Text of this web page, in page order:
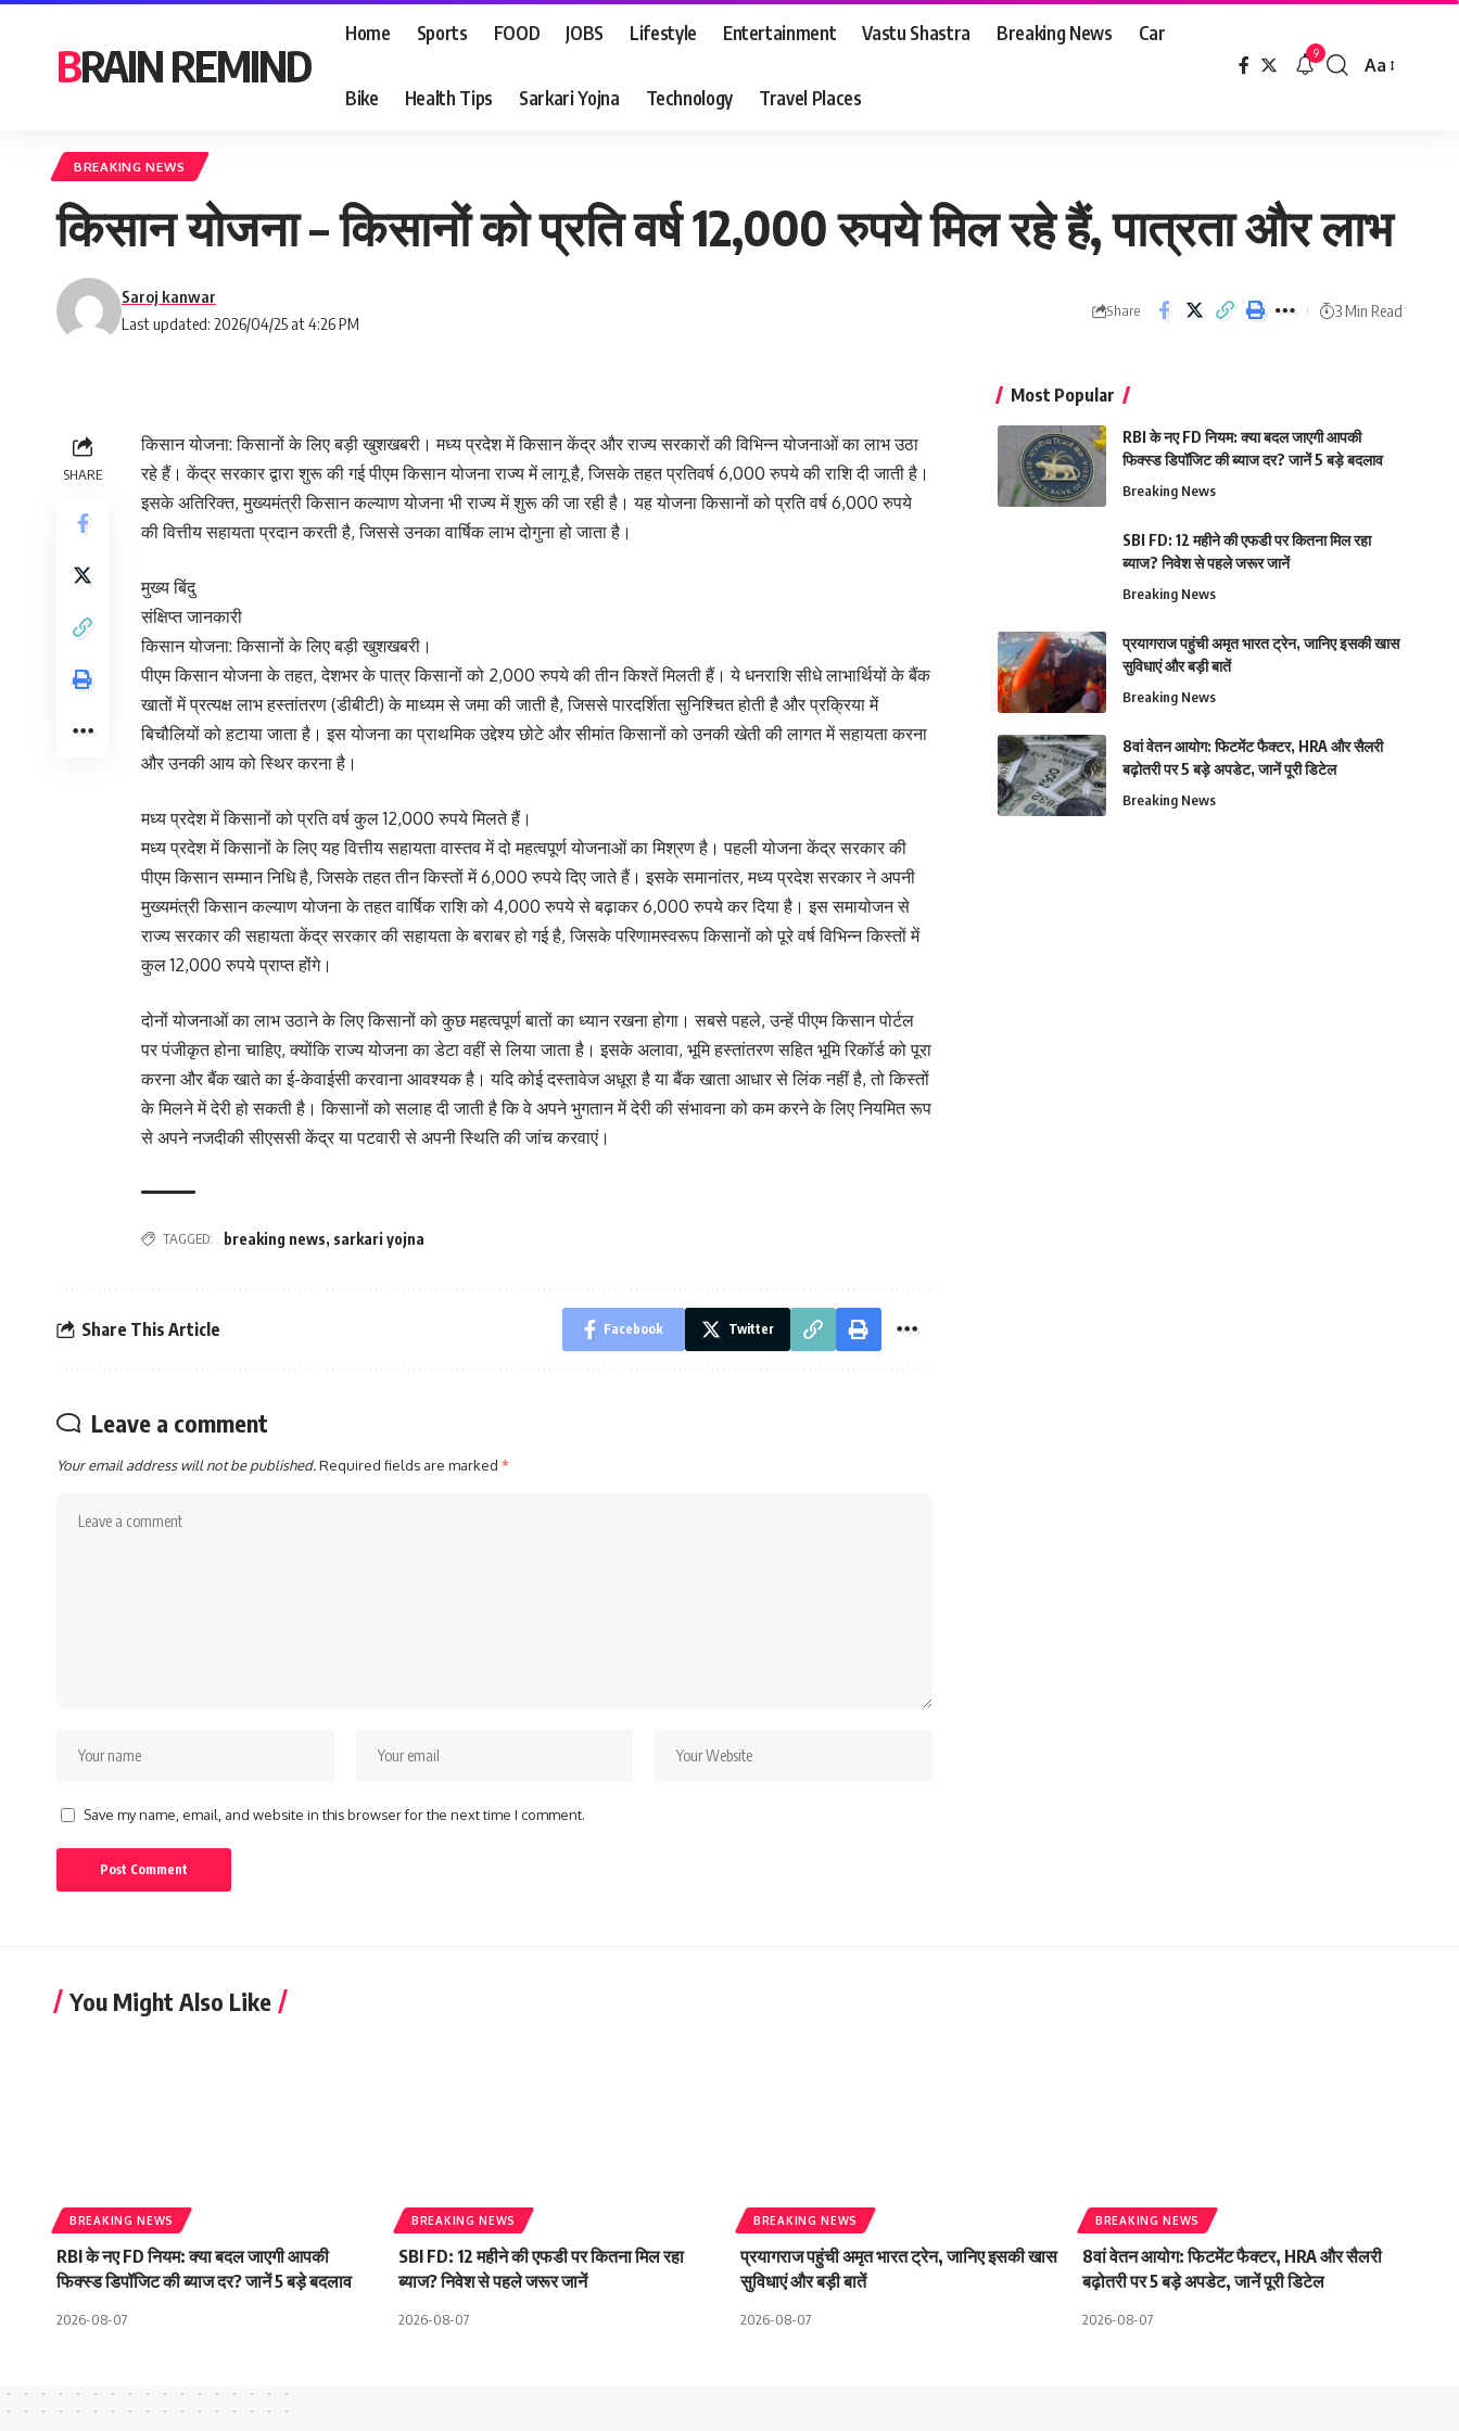
BRAIN REMIND
Home Sports FOOD JOBS Lifestyle Entertainment Vastu Shastra Breaking News Car
Bike Health Tips Sarkari Yojna Technology Travel Places
9
Font
Aa
BREAKING NEWS
किसान योजना – किसानों को प्रति वर्ष 12,000 रुपये मिल रहे हैं, पात्रता और लाभ
Last updated: 2026/04/25 at 4:26 PM
Saroj kanwar
Share 3 Min Read
SHARE
किसान योजना: किसानों के लिए बड़ी खुशखबरी। मध्य प्रदेश में किसान केंद्र और राज्य सरकारों की विभिन्न योजनाओं का लाभ उठा
रहे हैं। केंद्र सरकार द्वारा शुरू की गई पीएम किसान योजना राज्य में लागू है, जिसके तहत प्रतिवर्ष 6,000 रुपये की राशि दी जाती है।
इसके अतिरिक्त, मुख्यमंत्री किसान कल्याण योजना भी राज्य में शुरू की जा रही है। यह योजना किसानों को प्रति वर्ष 6,000 रुपये
की वित्तीय सहायता प्रदान करती है, जिससे उनका वार्षिक लाभ दोगुना हो जाता है।
मुख्य बिंदु
संक्षिप्त जानकारी
किसान योजना: किसानों के लिए बड़ी खुशखबरी।
पीएम किसान योजना के तहत, देशभर के पात्र किसानों को 2,000 रुपये की तीन किश्तें मिलती हैं। ये धनराशि सीधे लाभार्थियों के बैंक
खातों में प्रत्यक्ष लाभ हस्तांतरण (डीबीटी) के माध्यम से जमा की जाती है, जिससे पारदर्शिता सुनिश्चित होती है और प्रक्रिया में
बिचौलियों को हटाया जाता है। इस योजना का प्राथमिक उद्देश्य छोटे और सीमांत किसानों को उनकी खेती की लागत में सहायता करना
और उनकी आय को स्थिर करना है।
मध्य प्रदेश में किसानों को प्रति वर्ष कुल 12,000 रुपये मिलते हैं।
मध्य प्रदेश में किसानों के लिए यह वित्तीय सहायता वास्तव में दो महत्वपूर्ण योजनाओं का मिश्रण है। पहली योजना केंद्र सरकार की
पीएम किसान सम्मान निधि है, जिसके तहत तीन किस्तों में 6,000 रुपये दिए जाते हैं। इसके समानांतर, मध्य प्रदेश सरकार ने अपनी
मुख्यमंत्री किसान कल्याण योजना के तहत वार्षिक राशि को 4,000 रुपये से बढ़ाकर 6,000 रुपये कर दिया है। इस समायोजन से
राज्य सरकार की सहायता केंद्र सरकार की सहायता के बराबर हो गई है, जिसके परिणामस्वरूप किसानों को पूरे वर्ष विभिन्न किस्तों में
कुल 12,000 रुपये प्राप्त होंगे।
दोनों योजनाओं का लाभ उठाने के लिए किसानों को कुछ महत्वपूर्ण बातों का ध्यान रखना होगा। सबसे पहले, उन्हें पीएम किसान पोर्टल
पर पंजीकृत होना चाहिए, क्योंकि राज्य योजना का डेटा वहीं से लिया जाता है। इसके अलावा, भूमि हस्तांतरण सहित भूमि रिकॉर्ड को पूरा
करना और बैंक खाते का ई-केवाईसी करवाना आवश्यक है। यदि कोई दस्तावेज अधूरा है या बैंक खाता आधार से लिंक नहीं है, तो किस्तों
के मिलने में देरी हो सकती है। किसानों को सलाह दी जाती है कि वे अपने भुगतान में देरी की संभावना को कम करने के लिए नियमित रूप
से अपने नजदीकी सीएससी केंद्र या पटवारी से अपनी स्थिति की जांच करवाएं।
TAGGED: breaking news, sarkari yojna
Share This Article Facebook Twitter
Leave a comment
Your email address will not be published.Required fields are marked *
Save my name, email, and website in this browser for the next time I comment.
Most Popular
RBI के नए FD नियम: क्या बदल जाएगी आपकी
फिक्स्ड डिपॉजिट की ब्याज दर? जानें 5 बड़े बदलाव
Breaking News
SBI FD: 12 महीने की एफडी पर कितना मिल रहा
ब्याज? निवेश से पहले जरूर जानें
Breaking News
प्रयागराज पहुंची अमृत भारत ट्रेन, जानिए इसकी खास
सुविधाएं और बड़ी बातें
Breaking News
8वां वेतन आयोग: फिटमेंट फैक्टर, HRA और सैलरी
बढ़ोतरी पर 5 बड़े अपडेट, जानें पूरी डिटेल
Breaking News
You Might Also Like
BREAKING NEWS
RBI के नए FD नियम: क्या बदल जाएगी आपकी
फिक्स्ड डिपॉजिट की ब्याज दर? जानें 5 बड़े बदलाव
2026-08-07
BREAKING NEWS
SBI FD: 12 महीने की एफडी पर कितना मिल रहा
ब्याज? निवेश से पहले जरूर जानें
2026-08-07
BREAKING NEWS
प्रयागराज पहुंची अमृत भारत ट्रेन, जानिए इसकी खास
सुविधाएं और बड़ी बातें
2026-08-07
BREAKING NEWS
8वां वेतन आयोग: फिटमेंट फैक्टर, HRA और सैलरी
बढ़ोतरी पर 5 बड़े अपडेट, जानें पूरी डिटेल
2026-08-07